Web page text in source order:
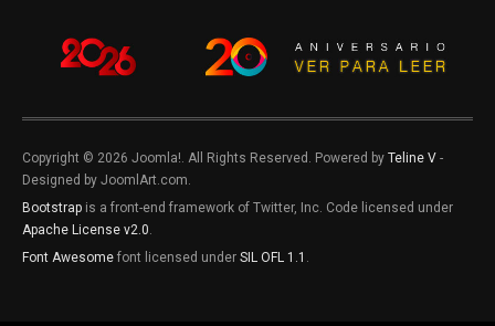
Copyright © 2026 Joomla!. All Rights Reserved. Powered by Teline V -
Designed by JoomlArt.com.
Bootstrap is a front-end framework of Twitter, Inc. Code licensed under
Apache License v2.0.
Font Awesome font licensed under SIL OFL 1.1 .